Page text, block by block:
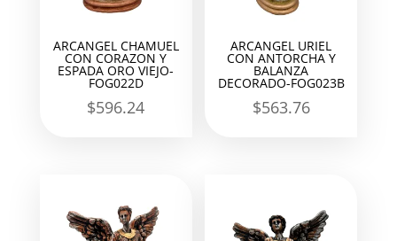
ARCANGEL CHAMUEL
CON CORAZON Y
ESPADA ORO VIEJO-
FOG022D
$596.24
ARCANGEL URIEL
CON ANTORCHA Y
BALANZA
DECORADO-FOG023B
$563.76